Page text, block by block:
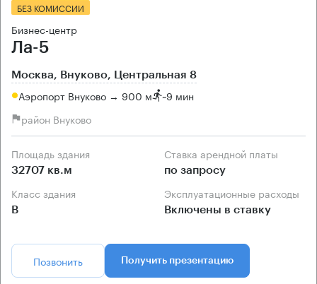
БЕЗ КОМИССИИ
Бизнес-центр
Ла-5
Москва, Внуково, Центральная 8
Аэропорт Внуково → 900 м ~9 мин
район Внуково
Площадь здания
32707 кв.м
Ставка арендной платы
по запросу
Класс здания
B
Эксплуатационные расходы
Включены в ставку
Позвонить Получить презентацию